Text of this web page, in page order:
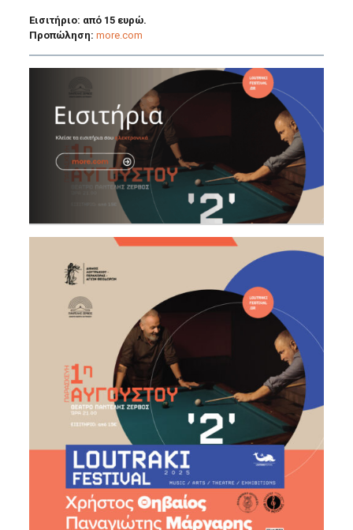
Εισιτήριο: από 15 ευρώ.
Προπώληση: more.com